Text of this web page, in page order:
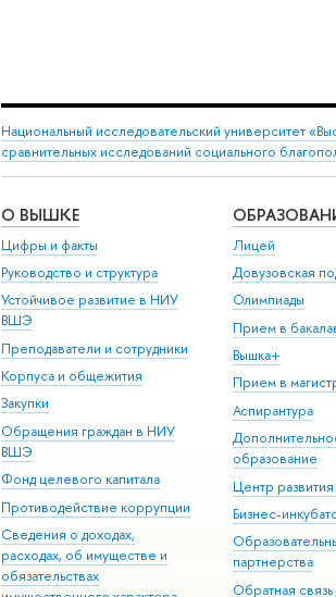
Национальный исследовательский университет
сравнительных исследований социального
О ВЫШКЕ
Цифры и факты
Руководство и структура
Устойчивое развитие в НИУ
ВШЭ
Преподаватели и сотрудники
Корпуса и общежития
Закупки
Обращения граждан в НИУ
ВШЭ
Фонд целевого капитала
Противодействие коррупции
Сведения о доходах,
расходах, об имуществе и
обязательствах
Лицей
Довузовская
Олимпиады
Прием в
Вышка+
Прием в
Аспирантура
образование
Центр
Бизнес-
партнерства
Обратная связь